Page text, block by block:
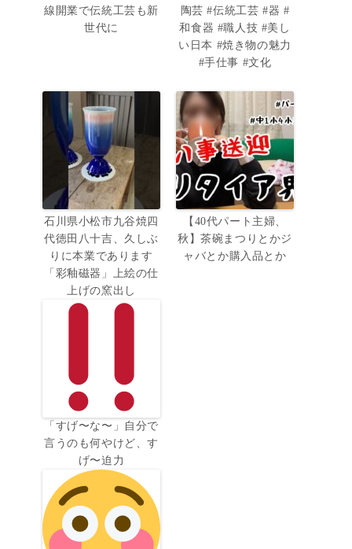
線開業で伝統工芸も新
世代に
陶芸 #伝統工芸 #器 #
和食器 #職人技 #美し
い日本 #焼き物の魅力
#手仕事 #文化
石川県小松市九谷焼四
代徳田八十吉、久しぶ
りに本業であります
「彩釉磁器」上絵の仕
上げの窯出し
「すげ〜な〜」自分で
言うのも何やけど、す
げ〜迫力
【40代パート主婦、
秋】茶碗まつりとかジ
ャバとか購入品とか